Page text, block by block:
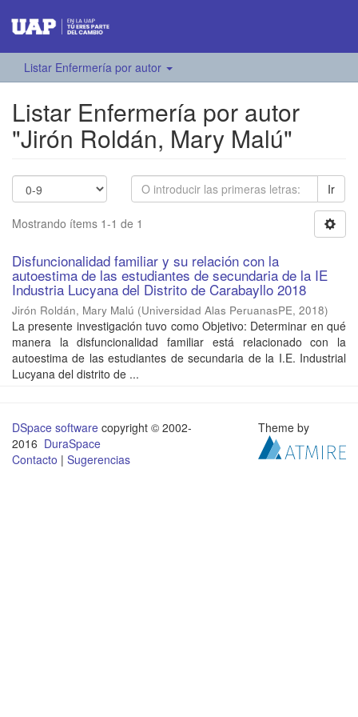
Listar Enfermería por autor
Listar Enfermería por autor
"Jirón Roldán, Mary Malú"
Ir
Mostrando ítems 1-1 de 1
Disfuncionalidad familiar y su relación con la
autoestima de las estudiantes de secundaria de la IE
Industria Lucyana del Distrito de Carabayllo 2018
Jirón Roldán, Mary Malú (Universidad Alas PeruanasPE, 2018)
La presente investigación tuvo como Objetivo: Determinar en qué
manera la disfuncionalidad familiar está relacionado con la
autoestima de las estudiantes de secundaria de la I.E. Industrial
Lucyana del distrito de ...
DSpace software copyright © 2002-
2016 DuraSpace
Contacto | Sugerencias
Theme by